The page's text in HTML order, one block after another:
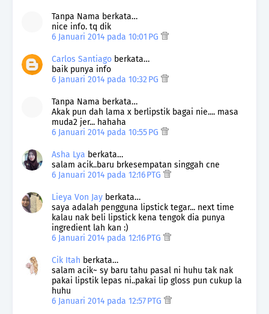
Tanpa Nama berkata…
nice info. tq dik
6 Januari 2014 pada 10:01 PG
Carlos Santiago berkata…
baik punya info
6 Januari 2014 pada 10:32 PG
Tanpa Nama berkata…
Akak pun dah lama x berlipstik bagai nie.... masa
muda2 jer... hahaha
6 Januari 2014 pada 10:55 PG
Asha Lya berkata…
salam acik..baru brkesempatan singgah cne
6 Januari 2014 pada 12:16 PTG
Lieya Von Jay berkata…
saya adalah pengguna lipstick tegar... next time
kalau nak beli lipstick kena tengok dia punya
ingredient lah kan :)
6 Januari 2014 pada 12:16 PTG
Cik Itah berkata…
salam acik~ sy baru tahu pasal ni huhu tak nak
pakai lipstik lepas ni..pakai lip gloss pun cukup la
huhu
6 Januari 2014 pada 12:57 PTG